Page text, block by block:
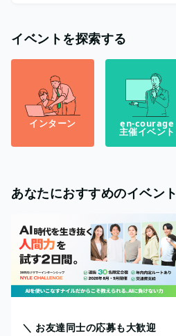
イベントを探索する
インターン en-courage
主催イベント
あなたにおすすめのイベント
＼ お友達同士の応募も大歓迎